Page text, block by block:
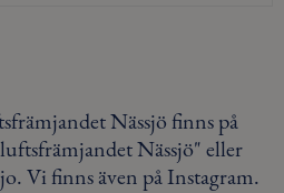
Nässjö finns på
Nässjö" eller
Vi finns även på Instagram.